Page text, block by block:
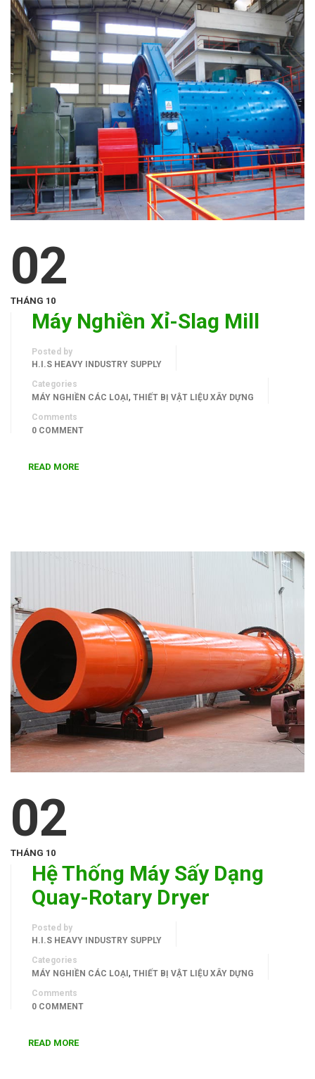
02
THÁNG 10
Máy Nghiền Xỉ-Slag Mill
Posted by
H.I.S HEAVY INDUSTRY SUPPLY
Categories
MÁY NGHIỀN CÁC LOẠI , THIẾT BỊ VẬT LIỆU XÂY DỰNG
Comments
0 COMMENT
READ MORE
02
THÁNG 10
Hệ Thống Máy Sấy Dạng
Quay-Rotary Dryer
Posted by
H.I.S HEAVY INDUSTRY SUPPLY
Categories
MÁY NGHIỀN CÁC LOẠI, THIẾT BỊ VẬT LIỆU XÂY DỰNG
Comments
0 COMMENT
READ MORE